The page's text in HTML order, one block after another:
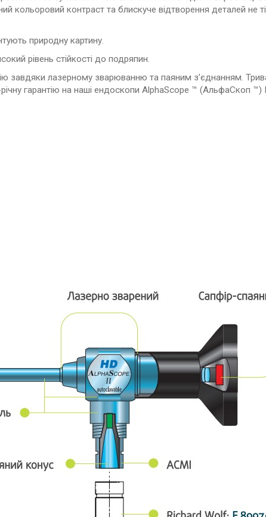
кольоровий контраст та блискуче відтворення деталей не
природну картину.
рівень стійкості до подряпин.
лазерному зварюванню та паяним з’єднанням.
гарантію на наші ендоскопи AlphaScope ™ (АльфаСкоп ™)